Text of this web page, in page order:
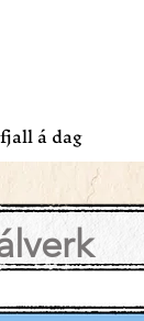
á dag